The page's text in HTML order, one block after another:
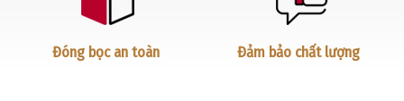
Đóng bọc an toàn Đảm bảo chất lượng